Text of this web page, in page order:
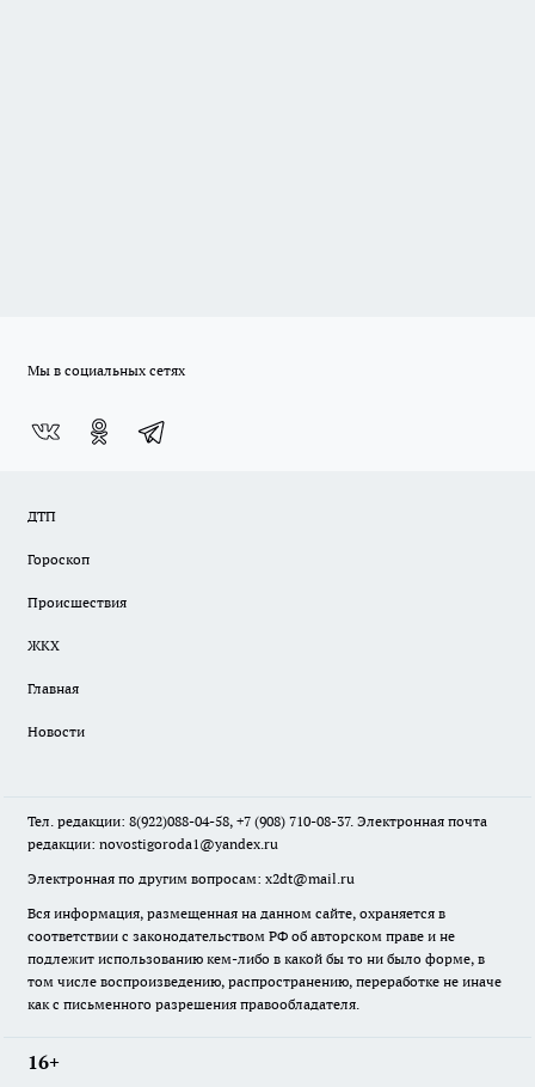
Мы в социальных сетях
ДТП
Гороскоп
Происшествия
ЖКХ
Главная
Новости
Тел. редакции: 8(922)088-04-58, +7 (908) 710-08-37. Электронная почта
редакции: novostigoroda1@yandex.ru
Электронная по другим вопросам: x2dt@mail.ru
Вся информация, размещенная на данном сайте, охраняется в
соответствии с законодательством РФ об авторском праве и не
подлежит использованию кем-либо в какой бы то ни было форме, в
том числе воспроизведению, распространению, переработке не иначе
как с письменного разрешения правообладателя.
16+